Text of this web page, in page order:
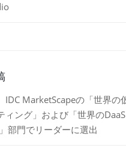
IDC MarketScapeの「世界の
ィング」および「世界の
部門でリーダーに選出